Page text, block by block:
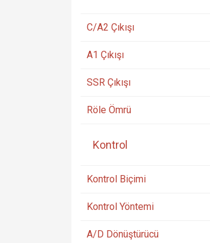
C/A2 Çıkışı
A1 Çıkışı
SSR Çıkışı
Röle Ömrü
Kontrol
Kontrol Biçimi
Kontrol Yöntemi
A/D Dönüştürücü